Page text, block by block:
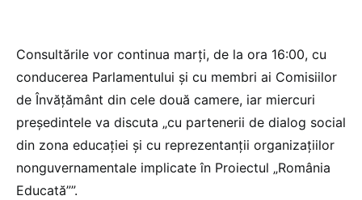
Consultările vor continua marți, de la ora 16:00, cu
conducerea Parlamentului și cu membri ai Comisiilor
de Învățământ din cele două camere, iar miercuri
președintele va discuta „cu partenerii de dialog social
din zona educației și cu reprezentanții organizațiilor
nonguvernamentale implicate în Proiectul „România
Educată””.